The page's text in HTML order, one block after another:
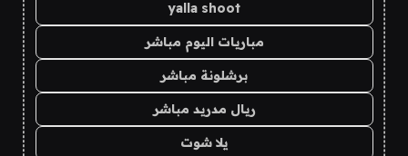
yalla shoot
مباريات اليوم مباشر
برشلونة مباشر
ريال مدريد مباشر
يلا شوت